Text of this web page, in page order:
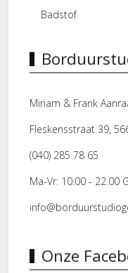
Badstof
Miriam & Frank
Fleskensstraat 39,
(040) 285 78 65
Ma-Vr: 10.00 - 22.00
Onze